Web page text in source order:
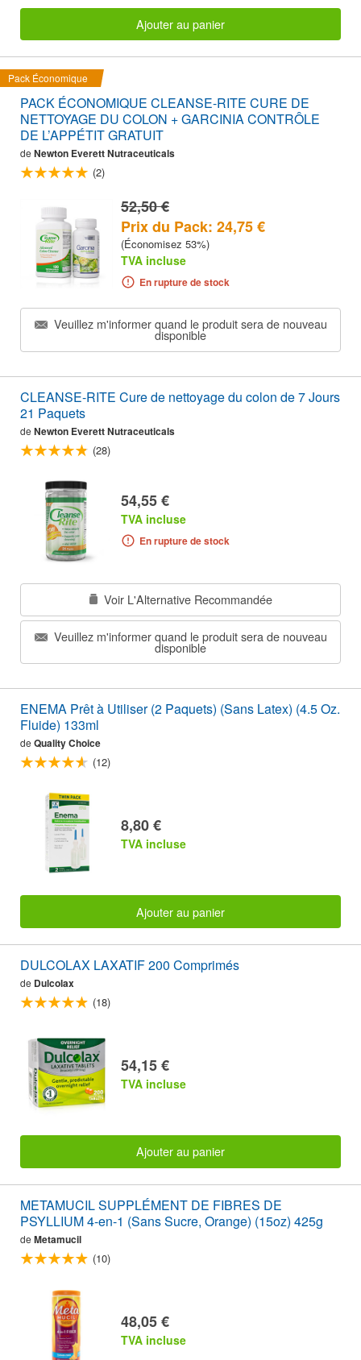
Ajouter au panier
Pack Économique
PACK ÉCONOMIQUE CLEANSE-RITE CURE DE
NETTOYAGE DU COLON + GARCINIA CONTRÔLE
DE L’APPÉTIT GRATUIT
de Newton Everett Nutraceuticals
(2)
52,50 €
Prix du Pack: 24,75 €
(Économisez 53%)
TVA incluse
En rupture de stock
Veuillez m'informer quand le produit sera de nouveau
disponible
CLEANSE-RITE Cure de nettoyage du colon de 7 Jours
21 Paquets
de Newton Everett Nutraceuticals
(28)
54,55 €
TVA incluse
En rupture de stock
Voir L'Alternative Recommandée
Veuillez m'informer quand le produit sera de nouveau
disponible
ENEMA Prêt à Utiliser (2 Paquets) (Sans Latex) (4.5 Oz.
Fluide) 133ml
de Quality Choice
(12)
8,80 €
TVA incluse
Ajouter au panier
DULCOLAX LAXATIF 200 Comprimés
de Dulcolax
(18)
54,15 €
TVA incluse
Ajouter au panier
METAMUCIL SUPPLÉMENT DE FIBRES DE
PSYLLIUM 4-en-1 (Sans Sucre, Orange) (15oz) 425g
de Metamucil
(10)
48,05 €
TVA incluse